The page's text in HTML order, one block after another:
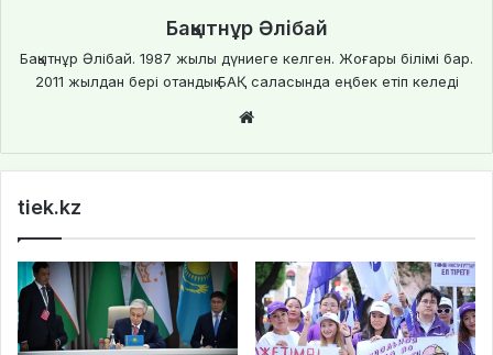
Бақытнұр Әлібай
Бақытнұр Әлібай. 1987 жылы дүниеге келген. Жоғары білімі бар.
2011 жылдан бері отандық БАҚ саласында еңбек етіп келеді
te
tiek.kz